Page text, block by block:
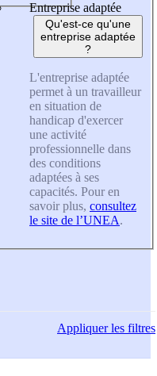
Entreprise adaptée
Qu'est-ce qu'une
entreprise adaptée
?
L'entreprise adaptée
permet à un travailleur
en situation de
handicap d'exercer
une activité
professionnelle dans
des conditions
adaptées à ses
capacités. Pour en
savoir plus, consultez
le site de l’UNEA.
Appliquerles filtres